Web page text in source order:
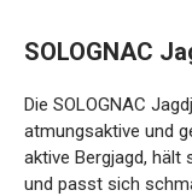
SOLOGNAC
Die SOLOGNAC
atmungsaktive und
aktive Bergjagd, hält
und passt sich